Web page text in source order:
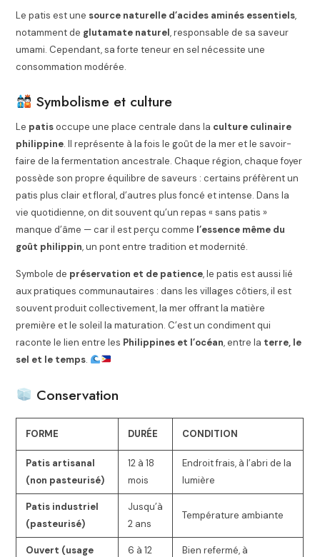
Le patis est une source naturelle d’acides aminés essentiels,
notamment de glutamate naturel, responsable de sa saveur
umami. Cependant, sa forte teneur en sel nécessite une
consommation modérée.
Symbolisme et culture
Le patisoccupe une place centrale dans la culture culinaire
philippine. Il représente à la fois le goût de la mer et le savoir-
faire de la fermentation ancestrale. Chaque région, chaque foyer
possède son propre équilibre de saveurs : certains préfèrent un
patis plus clair et floral, d’autres plus foncé et intense. Dans la
vie quotidienne, on dit souvent qu’un repas « sans patis »
manque d’âme — car il est perçu comme l’essence même du
goût philippin, un pont entre tradition et modernité.
Symbole de préservation et de patience, le patis est aussi lié
aux pratiques communautaires : dans les villages côtiers, il est
souvent produit collectivement, la mer offrant la matière
première et le soleil la maturation. C’est un condiment qui
raconte le lien entre les Philippines et l’océan, entre la terre, le
sel et le temps.
Conservation
FORME DURÉE CONDITION
Patis artisanal
(non pasteurisé)
12 à 18
mois
Endroit frais, à l’abri de la
lumière
Patis industriel
(pasteurisé)
Jusqu’à
2 ans
Température ambiante
Ouvert (usage
6 à 12
Bien refermé, à